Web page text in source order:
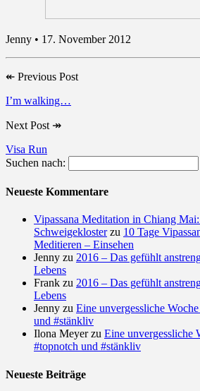
Jenny • 17. November 2012
↞ Previous Post
I’m walking…
Next Post ↠
Visa Run
Suchen nach:
Neueste Kommentare
Vipassana Meditation in Chiang
Schweigeklosterzu 10 Tage
Meditieren – Einsehen
Jenny zu 2016 – Das gefühlt
Lebens
Frank zu 2016 – Das gefühlt
Lebens
Jenny zu Eine unvergessliche
und #stänkliv
Ilona Meyerzu Eine unvergessliche
#topnotch und #stänkliv
Neueste Beiträge